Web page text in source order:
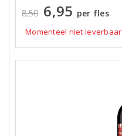
8,50 6,95 per fles
Momenteel niet leverbaar